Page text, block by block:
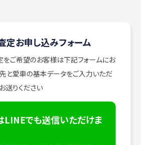
定お申し込みフォーム
をご希望のお客様は下記フォームにお
と愛車の基本データをご入力いただ
送りください
LINEでも送信いただけま